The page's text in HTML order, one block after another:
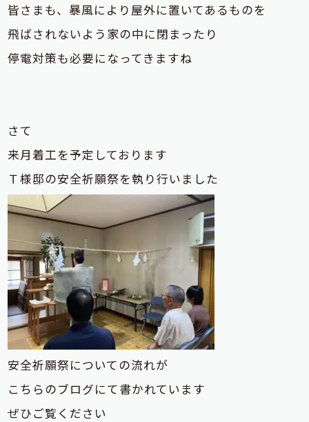
皆さまも、暴風により屋外に置いてあるものを
飛ばされないよう家の中に閉まったり
停電対策も必要になってきますね
さて
来月着工を予定しております
Ｔ様邸の安全祈願祭を執り行いました
安全祈願祭についての流れが
こちらのブログにて書かれています
ぜひご覧ください